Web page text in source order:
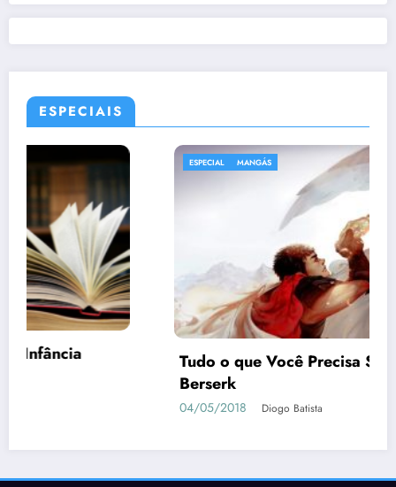
ESPECIAIS
ESPECIAL
Dead or Alive Xtreme 3 Scarlet | Guia de
como Conquistar as Waifus
Geovane Sancini